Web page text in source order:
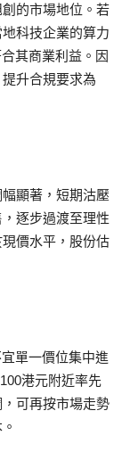
的市場地位。若
科技企業的算力
其商業利益。因
升合規要求為
顯著，短期沽壓
逐步過渡至理性
價水平，股份估
單一價位集中進
港元附近率先
可再按市場走勢